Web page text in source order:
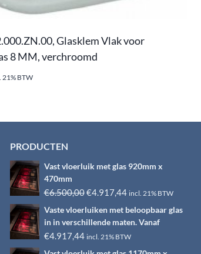
Glasklem Vlak voor
8 MM, verchroomd
21% BTW
PRODUCTEN
Vast vloerluik met glas 920mm x
470mm
€6.500,00Oorspronkelijke
prijs
was:
€6.500,00.
€4.917,44Huidige
prijs
is:
€4.917,44.
incl. 21% BTW
Vaste vloerluiken met beloopbaar glas
in in verschillende maten. Vanaf
€4.917,44 incl. 21% BTW